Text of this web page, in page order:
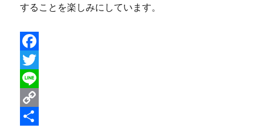
することを楽しみにしています。
F
a
c
e
T
w
L
C